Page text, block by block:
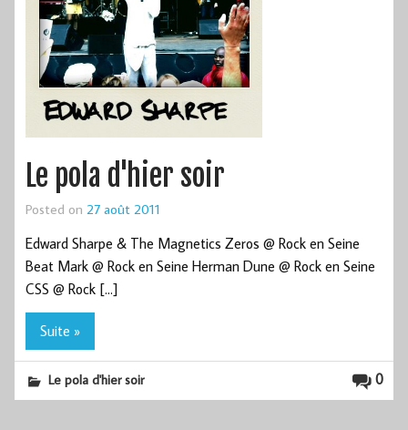
Le pola d'hier soir
Posted on 27 août 2011
Edward Sharpe & The Magnetics Zeros @ Rock en Seine
Beat Mark @ Rock en Seine Herman Dune @ Rock en Seine
CSS @ Rock […]
Suite »
0
Le pola d'hier soir